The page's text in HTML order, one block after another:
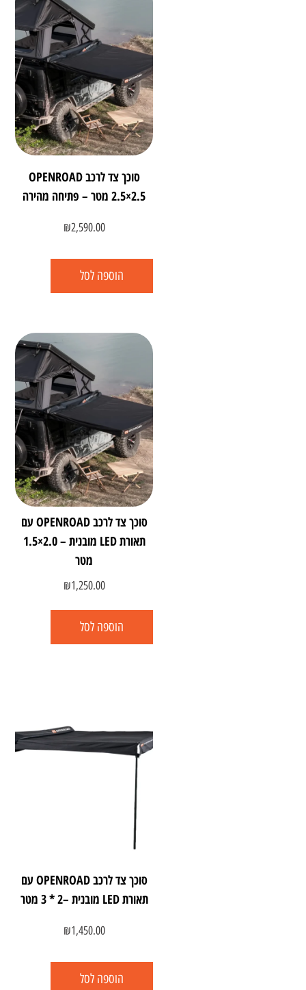
סוכך צד לרכב OPENROAD
‎2.5×2.5‎ מטר – פתיחה מהירה
₪2,590.00
הוספה לסל
סוכך צד לרכב OPENROAD עם
תאורת LED מובנית – ‎1.5×2.0‎
מטר
₪1,250.00
הוספה לסל
סוכך צד לרכב OPENROAD עם
תאורת LED מובנית –2 * 3 מטר
₪1,450.00
הוספה לסל